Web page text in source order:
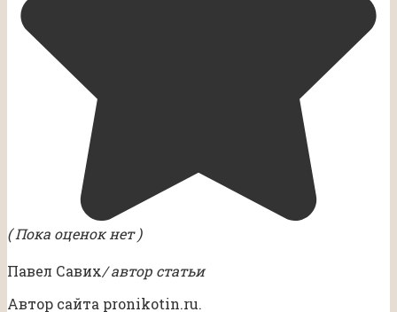
( Пока оценок нет )
Павел Савих/ автор статьи
Автор сайта pronikotin.ru.